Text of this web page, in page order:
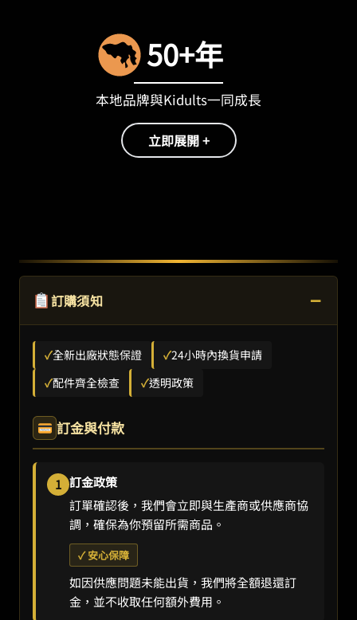
50+年
本地品牌與Kidults一同成長
立即展開 +
訂購須知 −
✓全新出廠狀態保證 ✓24小時內換貨申請
✓配件齊全檢查 ✓透明政策
訂金與付款
1 訂金政策
訂單確認後，我們會立即與生產商或供應商協
調，確保為你預留所需商品。
✓ 安心保障
如因供應問題未能出貨，我們將全額退還訂
金，並不收取任何額外費用。